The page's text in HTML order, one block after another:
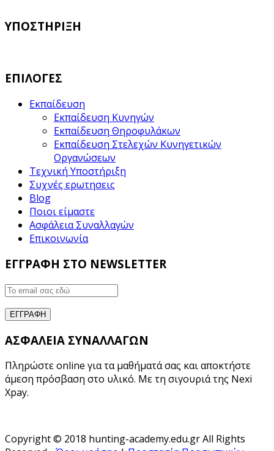
ΥΠΟΣΤΗΡΙΞΗ
ΕΠΙΛΟΓΕΣ
Εκπαίδευση
Εκπαίδευση Κυνηγών
Εκπαίδευση Θηροφυλάκων
Εκπαίδευση Στελεχών Κυνηγετικών
Οργανώσεων
Τεχνική Υποστήριξη
Συχνές ερωτησεις
Blog
Ποιοι είμαστε
Ασφάλεια Συναλλαγών
Επικοινωνία
ΕΓΓΡΑΦΗ ΣΤΟ NEWSLETTER
ΑΣΦΑΛΕΙΑ ΣΥΝΑΛΛΑΓΩΝ
Πληρώστε online για τα μαθήματά σας και αποκτήστε
άμεση πρόσβαση στο υλικό. Με τη σιγουριά της Nexi
Xpay.
Copyright © 2018 hunting-academy.edu.gr All Rights